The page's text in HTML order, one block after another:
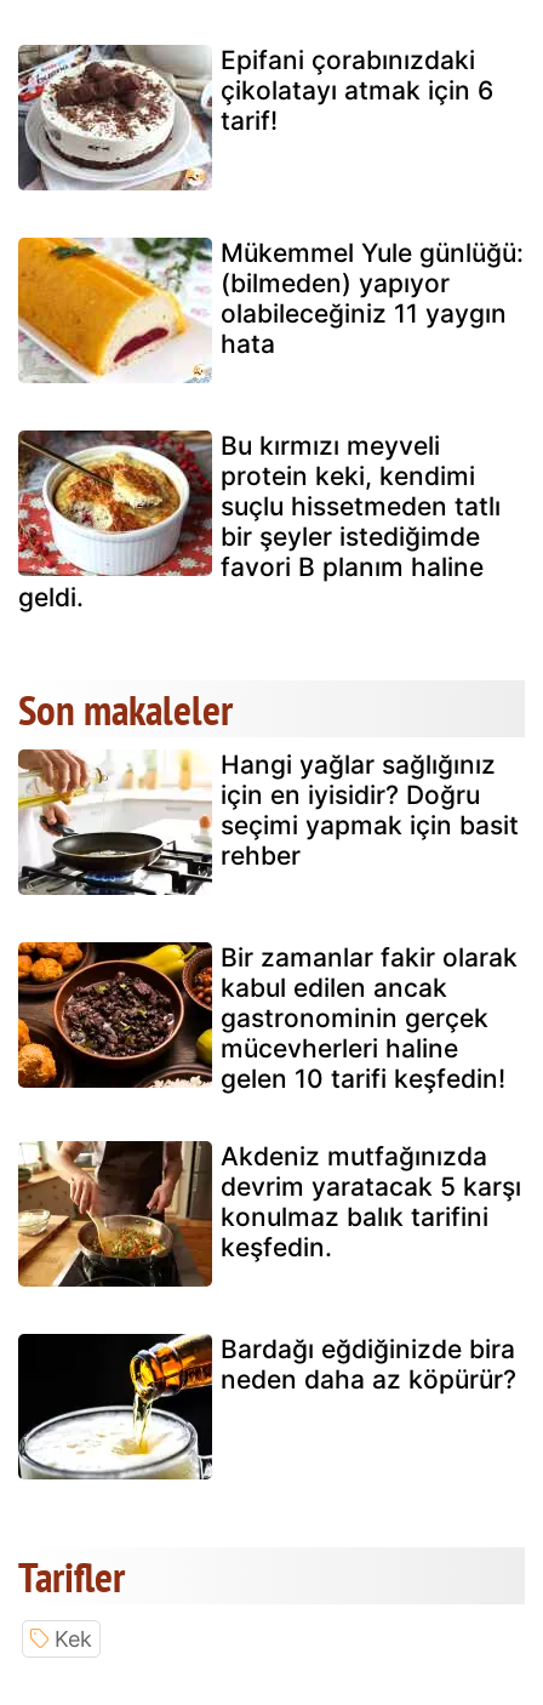
Epifani çorabınızdaki
çikolatayı atmak için 6
tarif!
Mükemmel Yule günlüğü:
(bilmeden) yapıyor
olabileceğiniz 11 yaygın
hata
Bu kırmızı meyveli
protein keki, kendimi
suçlu hissetmeden tatlı
bir şeyler istediğimde
favori B planım haline
geldi.
Son makaleler
Hangi yağlar sağlığınız
için en iyisidir? Doğru
seçimi yapmak için basit
rehber
Bir zamanlar fakir olarak
kabul edilen ancak
gastronominin gerçek
mücevherleri haline
gelen 10 tarifi keşfedin!
Akdeniz mutfağınızda
devrim yaratacak 5 karşı
konulmaz balık tarifini
keşfedin.
Bardağı eğdiğinizde bira
neden daha az köpürür?
Tarifler
Kek